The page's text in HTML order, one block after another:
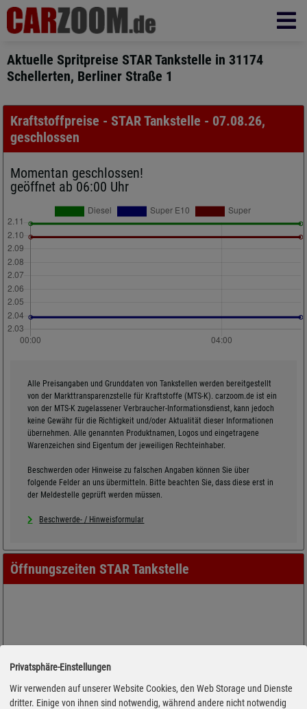
Aktuelle Spritpreise STAR Tankstelle in 31174
Schellerten, Berliner Straße 1
Kraftstoffpreise - STAR Tankstelle - 07.08.26,
geschlossen
Momentan geschlossen!
geöffnet ab 06:00 Uhr
Alle Preisangaben und Grunddaten von Tankstellen werden bereitgestellt
von der Markttransparenzstelle für Kraftstoffe (MTS-K). carzoom.de ist ein
von der MTS-K zugelassener Verbraucher-Informationsdienst, kann jedoch
keine Gewähr für die Richtigkeit und/oder Aktualität dieser Informationen
übernehmen. Alle genannten Produktnamen, Logos und eingetragene
Warenzeichen sind Eigentum der jeweiligen Rechteinhaber.
Beschwerden oder Hinweise zu falschen Angaben können Sie über
folgende Felder an uns übermitteln. Bitte beachten Sie, dass diese erst in
der Meldestelle geprüft werden müssen.
Beschwerde- / Hinweisformular
Öffnungszeiten STAR Tankstelle
Privatsphäre-Einstellungen
Wir verwenden auf unserer Website Cookies, den Web Storage und Dienste
dritter. Einige von ihnen sind notwendig, während andere nicht notwendig